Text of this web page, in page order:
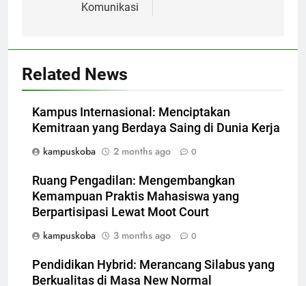
Komunikasi
Related News
Kampus Internasional: Menciptakan
Kemitraan yang Berdaya Saing di Dunia Kerja
kampuskoba
2 months ago 0
Ruang Pengadilan: Mengembangkan
Kemampuan Praktis Mahasiswa yang
Berpartisipasi Lewat Moot Court
kampuskoba
3 months ago 0
Pendidikan Hybrid: Merancang Silabus yang
Berkualitas di Masa New Normal